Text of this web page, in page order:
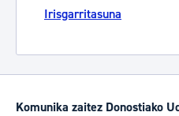
Irisgarritasuna
Komunika zaitez Donostiako